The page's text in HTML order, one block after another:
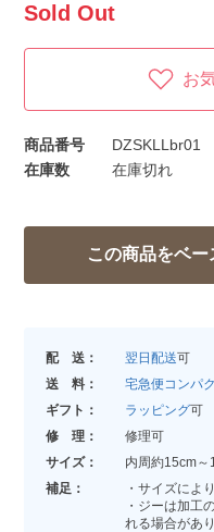
Sold Out
お
商品番号
DZSKLLbr01
在庫数
在庫切れ
配 送： 翌日配送可
送 料：
宅急便コンパ
ギフト：
ラッピング可
修 理：
修理可
サイズ：
内周約15cm
補足：
・サイズによ
・ジーは加工
れる場合があ